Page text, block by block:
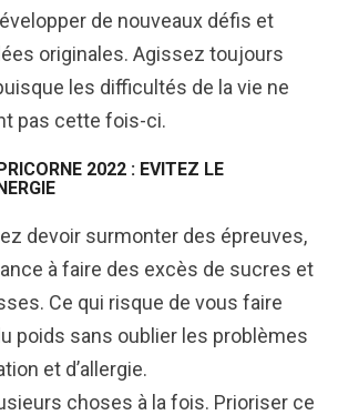
de nouveaux défis et
originales. Agissez toujours
les difficultés de la vie ne
pas cette fois-ci.
2022 : EVITEZ LE
devoir surmonter des épreuves,
à faire des excès de sucres et
Ce qui risque de vous faire
poids sans oublier les problèmes
et d’allergie.
choses à la fois. Prioriser ce